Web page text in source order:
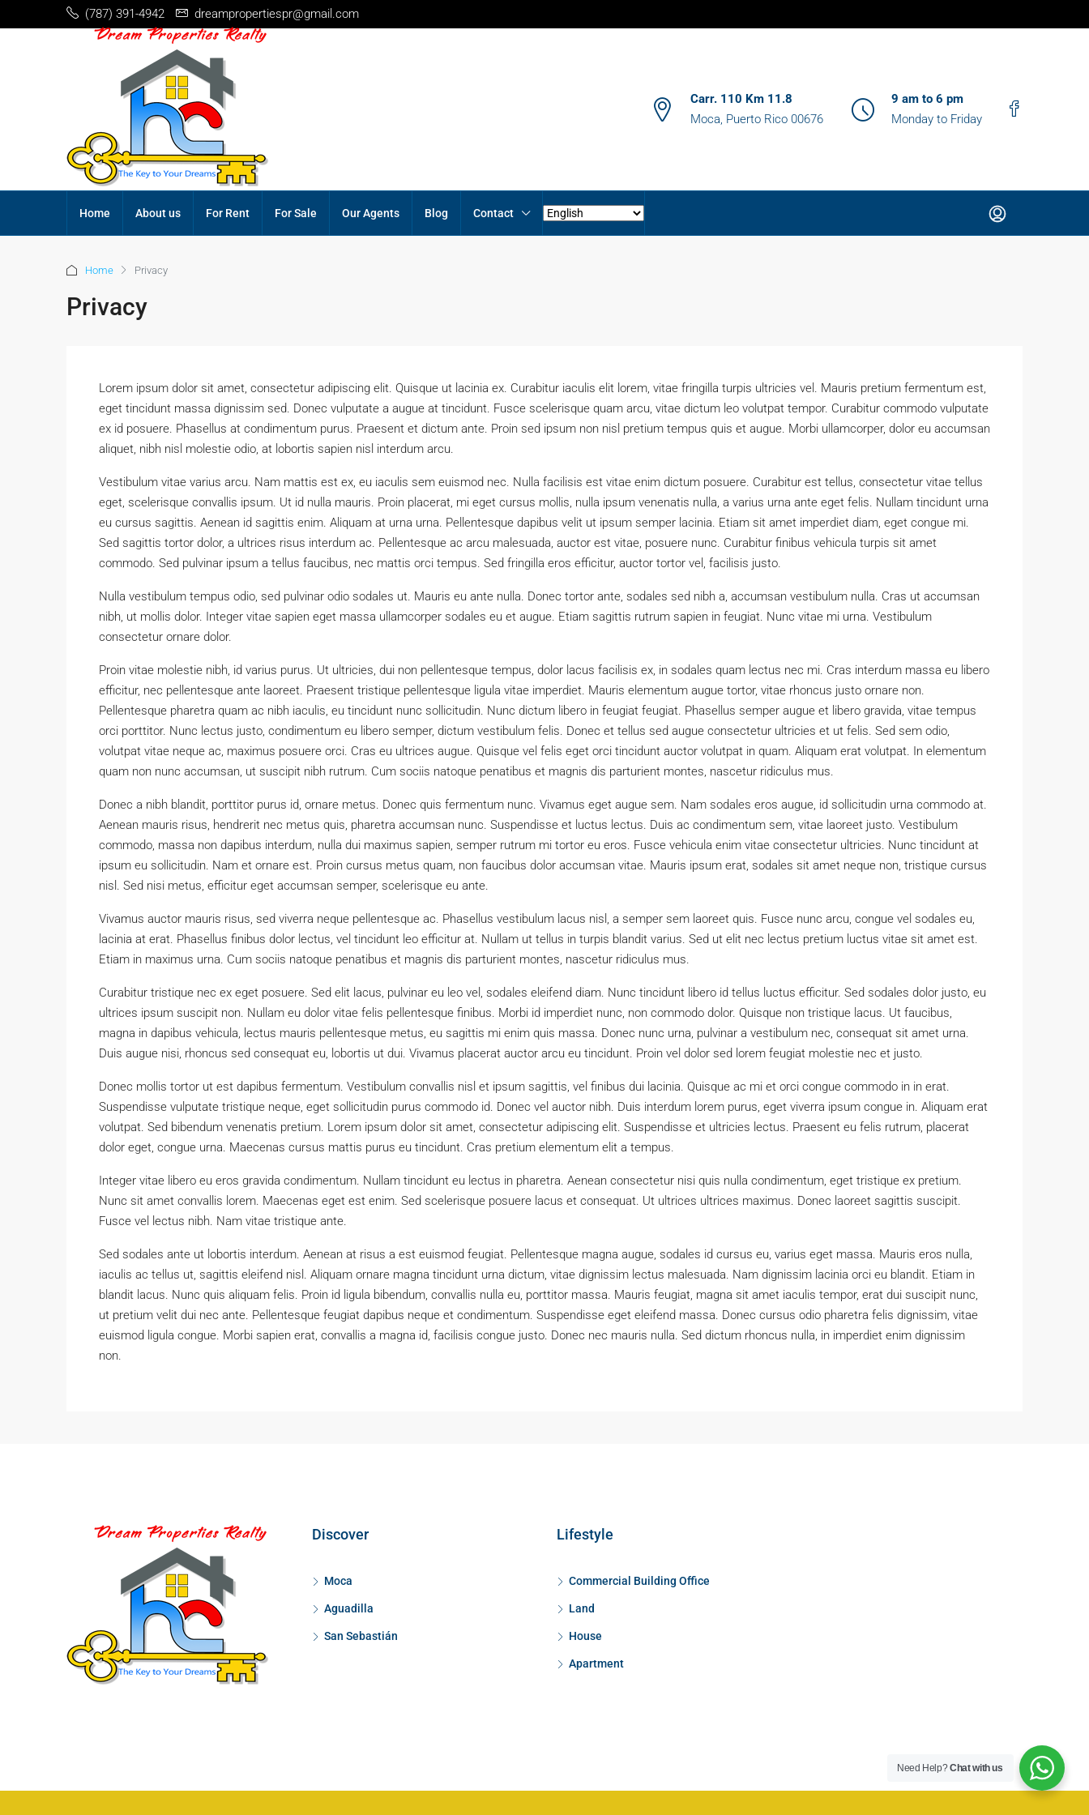
(787) 391-4942 dreampropertiespr@gmail.com
Carr. 110 Km 11.8
Moca, Puerto Rico 00676
9 am to 6 pm
Monday to Friday
Home About us For Rent For Sale Our Agents Blog Contact
Home Privacy
Privacy
Lorem ipsum dolor sit amet, consectetur adipiscing elit. Quisque ut lacinia ex. Curabitur iaculis elit lorem, vitae fringilla turpis ultricies vel. Mauris pretium fermentum est,
eget tincidunt massa dignissim sed. Donec vulputate a augue at tincidunt. Fusce scelerisque quam arcu, vitae dictum leo volutpat tempor. Curabitur commodo vulputate
ex id posuere. Phasellus at condimentum purus. Praesent et dictum ante. Proin sed ipsum non nisl pretium tempus quis et augue. Morbi ullamcorper, dolor eu accumsan
aliquet, nibh nisl molestie odio, at lobortis sapien nisl interdum arcu.
Vestibulum vitae varius arcu. Nam mattis est ex, eu iaculis sem euismod nec. Nulla facilisis est vitae enim dictum posuere. Curabitur est tellus, consectetur vitae tellus
eget, scelerisque convallis ipsum. Ut id nulla mauris. Proin placerat, mi eget cursus mollis, nulla ipsum venenatis nulla, a varius urna ante eget felis. Nullam tincidunt urna
eu cursus sagittis. Aenean id sagittis enim. Aliquam at urna urna. Pellentesque dapibus velit ut ipsum semper lacinia. Etiam sit amet imperdiet diam, eget congue mi.
Sed sagittis tortor dolor, a ultrices risus interdum ac. Pellentesque ac arcu malesuada, auctor est vitae, posuere nunc. Curabitur finibus vehicula turpis sit amet
commodo. Sed pulvinar ipsum a tellus faucibus, nec mattis orci tempus. Sed fringilla eros efficitur, auctor tortor vel, facilisis justo.
Nulla vestibulum tempus odio, sed pulvinar odio sodales ut. Mauris eu ante nulla. Donec tortor ante, sodales sed nibh a, accumsan vestibulum nulla. Cras ut accumsan
nibh, ut mollis dolor. Integer vitae sapien eget massa ullamcorper sodales eu et augue. Etiam sagittis rutrum sapien in feugiat. Nunc vitae mi urna. Vestibulum
consectetur ornare dolor.
Proin vitae molestie nibh, id varius purus. Ut ultricies, dui non pellentesque tempus, dolor lacus facilisis ex, in sodales quam lectus nec mi. Cras interdum massa eu libero
efficitur, nec pellentesque ante laoreet. Praesent tristique pellentesque ligula vitae imperdiet. Mauris elementum augue tortor, vitae rhoncus justo ornare non.
Pellentesque pharetra quam ac nibh iaculis, eu tincidunt nunc sollicitudin. Nunc dictum libero in feugiat feugiat. Phasellus semper augue et libero gravida, vitae tempus
orci porttitor. Nunc lectus justo, condimentum eu libero semper, dictum vestibulum felis. Donec et tellus sed augue consectetur ultricies et ut felis. Sed sem odio,
volutpat vitae neque ac, maximus posuere orci. Cras eu ultrices augue. Quisque vel felis eget orci tincidunt auctor volutpat in quam. Aliquam erat volutpat. In elementum
quam non nunc accumsan, ut suscipit nibh rutrum. Cum sociis natoque penatibus et magnis dis parturient montes, nascetur ridiculus mus.
Donec a nibh blandit, porttitor purus id, ornare metus. Donec quis fermentum nunc. Vivamus eget augue sem. Nam sodales eros augue, id sollicitudin urna commodo at.
Aenean mauris risus, hendrerit nec metus quis, pharetra accumsan nunc. Suspendisse et luctus lectus. Duis ac condimentum sem, vitae laoreet justo. Vestibulum
commodo, massa non dapibus interdum, nulla dui maximus sapien, semper rutrum mi tortor eu eros. Fusce vehicula enim vitae consectetur ultricies. Nunc tincidunt at
ipsum eu sollicitudin. Nam et ornare est. Proin cursus metus quam, non faucibus dolor accumsan vitae. Mauris ipsum erat, sodales sit amet neque non, tristique cursus
nisl. Sed nisi metus, efficitur eget accumsan semper, scelerisque eu ante.
Vivamus auctor mauris risus, sed viverra neque pellentesque ac. Phasellus vestibulum lacus nisl, a semper sem laoreet quis. Fusce nunc arcu, congue vel sodales eu,
lacinia at erat. Phasellus finibus dolor lectus, vel tincidunt leo efficitur at. Nullam ut tellus in turpis blandit varius. Sed ut elit nec lectus pretium luctus vitae sit amet est.
Etiam in maximus urna. Cum sociis natoque penatibus et magnis dis parturient montes, nascetur ridiculus mus.
Curabitur tristique nec ex eget posuere. Sed elit lacus, pulvinar eu leo vel, sodales eleifend diam. Nunc tincidunt libero id tellus luctus efficitur. Sed sodales dolor justo, eu
ultrices ipsum suscipit non. Nullam eu dolor vitae felis pellentesque finibus. Morbi id imperdiet nunc, non commodo dolor. Quisque non tristique lacus. Ut faucibus,
magna in dapibus vehicula, lectus mauris pellentesque metus, eu sagittis mi enim quis massa. Donec nunc urna, pulvinar a vestibulum nec, consequat sit amet urna.
Duis augue nisi, rhoncus sed consequat eu, lobortis ut dui. Vivamus placerat auctor arcu eu tincidunt. Proin vel dolor sed lorem feugiat molestie nec et justo.
Donec mollis tortor ut est dapibus fermentum. Vestibulum convallis nisl et ipsum sagittis, vel finibus dui lacinia. Quisque ac mi et orci congue commodo in in erat.
Suspendisse vulputate tristique neque, eget sollicitudin purus commodo id. Donec vel auctor nibh. Duis interdum lorem purus, eget viverra ipsum congue in. Aliquam erat
volutpat. Sed bibendum venenatis pretium. Lorem ipsum dolor sit amet, consectetur adipiscing elit. Suspendisse et ultricies lectus. Praesent eu felis rutrum, placerat
dolor eget, congue urna. Maecenas cursus mattis purus eu tincidunt. Cras pretium elementum elit a tempus.
Integer vitae libero eu eros gravida condimentum. Nullam tincidunt eu lectus in pharetra. Aenean consectetur nisi quis nulla condimentum, eget tristique ex pretium.
Nunc sit amet convallis lorem. Maecenas eget est enim. Sed scelerisque posuere lacus et consequat. Ut ultrices ultrices maximus. Donec laoreet sagittis suscipit.
Fusce vel lectus nibh. Nam vitae tristique ante.
Sed sodales ante ut lobortis interdum. Aenean at risus a est euismod feugiat. Pellentesque magna augue, sodales id cursus eu, varius eget massa. Mauris eros nulla,
iaculis ac tellus ut, sagittis eleifend nisl. Aliquam ornare magna tincidunt urna dictum, vitae dignissim lectus malesuada. Nam dignissim lacinia orci eu blandit. Etiam in
blandit lacus. Nunc quis aliquam felis. Proin id ligula bibendum, convallis nulla eu, porttitor massa. Mauris feugiat, magna sit amet iaculis tempor, erat dui suscipit nunc,
ut pretium velit dui nec ante. Pellentesque feugiat dapibus neque et condimentum. Suspendisse eget eleifend massa. Donec cursus odio pharetra felis dignissim, vitae
euismod ligula congue. Morbi sapien erat, convallis a magna id, facilisis congue justo. Donec nec mauris nulla. Sed dictum rhoncus nulla, in imperdiet enim dignissim
non.
Discover
Moca
Aguadilla
San Sebastián
Lifestyle
Commercial Building Office
Land
House
Apartment
Need Help?Chat with us